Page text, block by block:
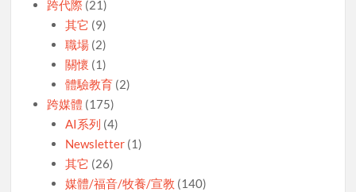
跨代際 (21)
其它 (9)
職場(2)
關懷 (1)
體驗教育(2)
跨媒體 (175)
AI系列 (4)
Newsletter(1)
其它 (26)
媒體/福音/牧養/宣教 (140)